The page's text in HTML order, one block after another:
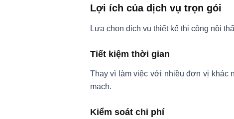
Lợi ích của dịch vụ trọn gói
Lựa chọn dịch vụ thiết kế thi công nội
Tiết kiệm thời gian
Thay vì làm việc với nhiều đơn vị khác
mạch.
Kiểm soát chi phí